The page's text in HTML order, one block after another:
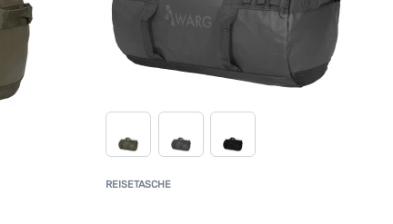
REISETASCHE